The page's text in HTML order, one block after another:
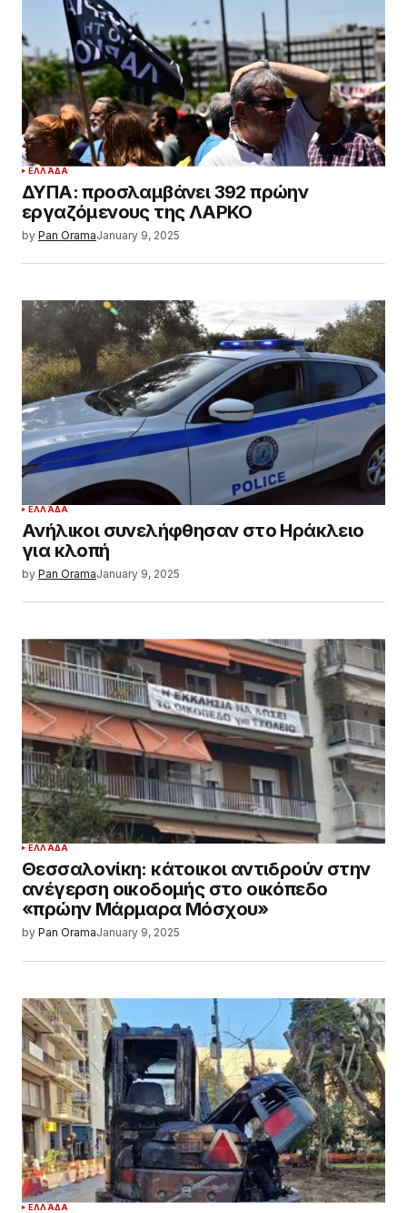
ΕΛΛΆΔΑ
ΔΥΠΑ: προσλαμβάνει 392 πρώην
εργαζόμενους της ΛΑΡΚΟ
by Pan OramaJanuary 9, 2025
ΕΛΛΆΔΑ
Ανήλικοι συνελήφθησαν στο Ηράκλειο
για κλοπή
by Pan OramaJanuary 9, 2025
ΕΛΛΆΔΑ
Θεσσαλονίκη: κάτοικοι αντιδρούν στην
ανέγερση οικοδομής στο οικόπεδο
«πρώην Μάρμαρα Μόσχου»
by Pan OramaJanuary 9, 2025
ΕΛΛΆΔΑ